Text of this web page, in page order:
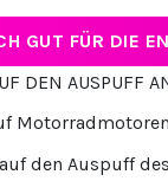
GUT FÜR DIE
DEN AUSPUFF
den Auspuff